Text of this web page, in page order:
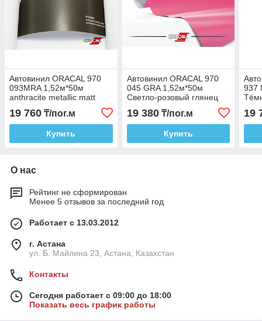
Автовинил ORACAL 970
093MRA 1,52м*50м
anthracite metallic matt
19 760 ₸/пог.м
Купить
Автовинил ORACAL 970
045 GRA 1,52м*50м
Светло-розовый глянец
19 380₸/пог.м
Купить
937
19
О нас
Рейтинг не сформирован
Менее 5 отзывов за последний год
Работает с 13.03.2012
г. Астана
ул. Б. Майлина 23, Астана, Казахстан
Контакты
Сегодня работает с 09:00 до 18:00
Показать весь график работы